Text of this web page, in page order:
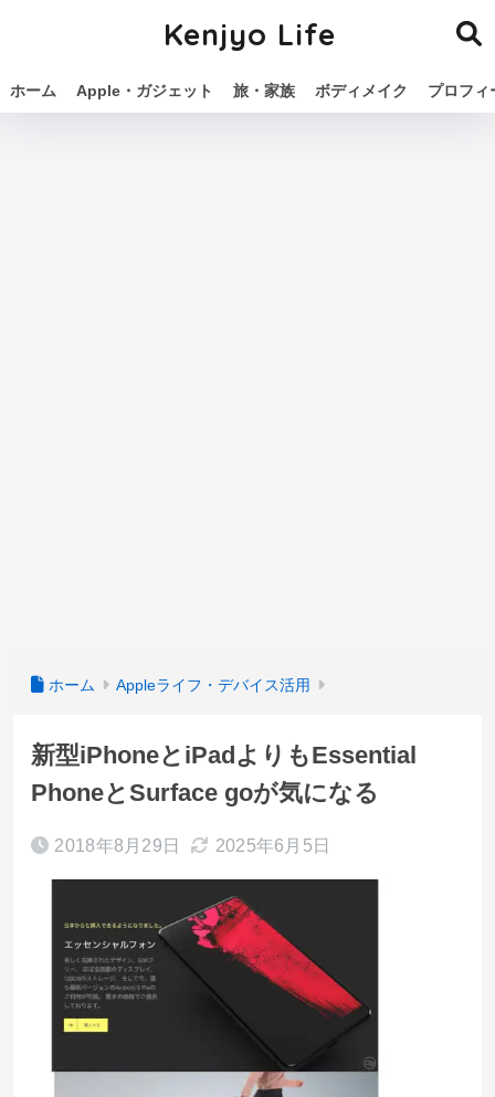
Kenjyo Life
ホーム Apple・ガジェット 旅・家族 ボディメイク プロフィ
ホーム Appleライフ・デバイス活用
新型iPhoneとiPadよりもEssential
PhoneとSurface goが気になる
2018年8月29日 2025年6月5日